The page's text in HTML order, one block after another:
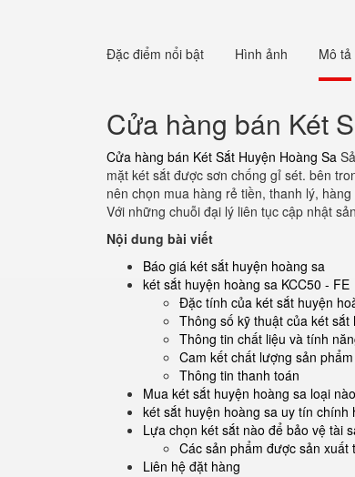
Đặc điểm nổi bật Hình ảnh Mô tả
Cửa hàng bán Két
Cửa hàng bán Két Sắt Huyện Hoàng Sa
mặt két sắt được sơn chống gỉ sét. bên
nên chọn mua hàng rẻ tiền, thanh lý,
Với những chuỗi đại lý liên tục cập nhật
Nội dung bài viết
Báo giá két sắt huyện hoàng sa
két sắt huyện hoàng sa KCC50 - FE
Đặc tính của két sắt huyện
Thông số kỹ thuật của két
Thông tin chất liệu và tính
Cam kết chất lượng sản phẩm
Thông tin thanh toán
Mua két sắt huyện hoàng sa loại
két sắt huyện hoàng sa uy tín chính
Lựa chọn két sắt nào để bảo vệ tài
Các sản phẩm được sản
Liên hệ đặt hàng